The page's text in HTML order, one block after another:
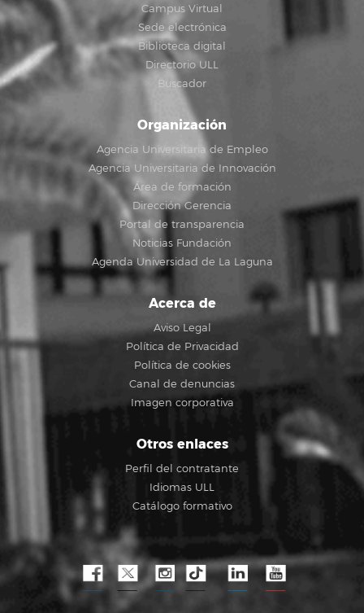
Campus Virtual
Sede electrónica
Biblioteca digital
Directorio ULL
Buscador
Organización
Agencia Universitaria de Empleo
Agencia Universitaria de Innovación
Área de formación
Dirección Gerencia
Portal de transparencia
Noticias Fundación
Agenda Universidad de La Laguna
Acerca de
Aviso Legal
Política de Privacidad
Política de cookies
Canal de denuncias
Imagen corporativa
Otros enlaces
Perfil del contratante
Idiomas ULL
Catálogo formativo